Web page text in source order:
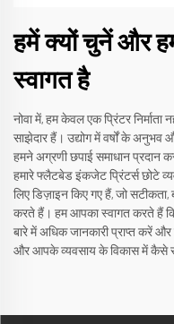
हमें क्यों चुनें और
स्वागत है
नोवा में, हम केवल एक प्रिंटर
साझेदार हैं। उद्योग में वर्षों के अनुभव
हमने अग्रणी छपाई समाधान प्रदान
हमारे फ्लैटबेड इंकजेट प्रिंटर्स छोटे
लिए डिज़ाइन किए गए हैं, जो
करते हैं। हम आपका स्वागत करते हैं
बारे में अधिक जानकारी प्राप्त करें
और आपके व्यवसाय के विकास में कैसे